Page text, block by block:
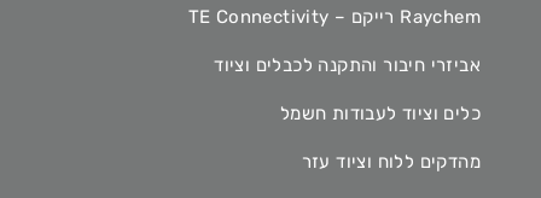
Raychem רייקם – TE Connectivity
אביזרי חיבור והתקנה לכבלים וציוד
כלים וציוד לעבודות חשמל
מהדקים ללוח וציוד עזר